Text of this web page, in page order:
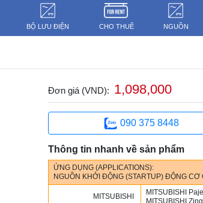
BỘ LƯU ĐIỆN CHO THUÊ NGUỒN
Đơn giá (VND): 1,098,000
090 375 8448
Thông tin nhanh về sản phẩm
ỨNG DỤNG (APPLICATIONS):
NGUỒN KHỞI ĐỘNG (STARTUP) ĐỘNG CƠ
MITSUBISHI MITSUBISHI